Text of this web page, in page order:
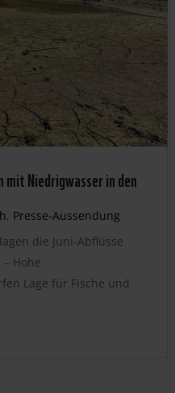
mit Niedrigwasser in den
, Presse-Aussendung
die Juni-Abflüsse
Hohe
Lage für Fische und